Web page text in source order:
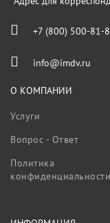
+7 (800) 500-81-
info@imdv.ru
О КОМПАНИИ
Услуги
Вопрос - Ответ
Политика
конфиденциальности